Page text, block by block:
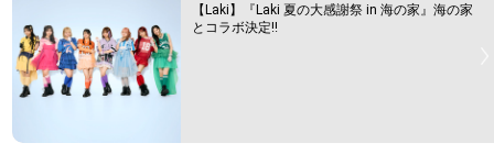
【Laki】『Laki 夏の大感謝祭 in 海の家』海の家
とコラボ決定!!